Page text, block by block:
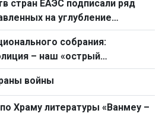
стран ЕАЭС подписали ряд
на углубление
собрания:
– наш «острый
борьбе с преступностью
войны
Храму литературы «Ванмеу –